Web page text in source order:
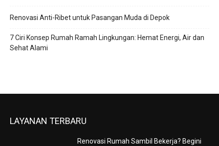
Renovasi Anti-Ribet untuk Pasangan Muda di Depok
7 Ciri Konsep Rumah Ramah Lingkungan: Hemat Energi, Air dan
Sehat Alami
LAYANAN TERBARU
Renovasi Rumah Sambil Bekerja? Begini